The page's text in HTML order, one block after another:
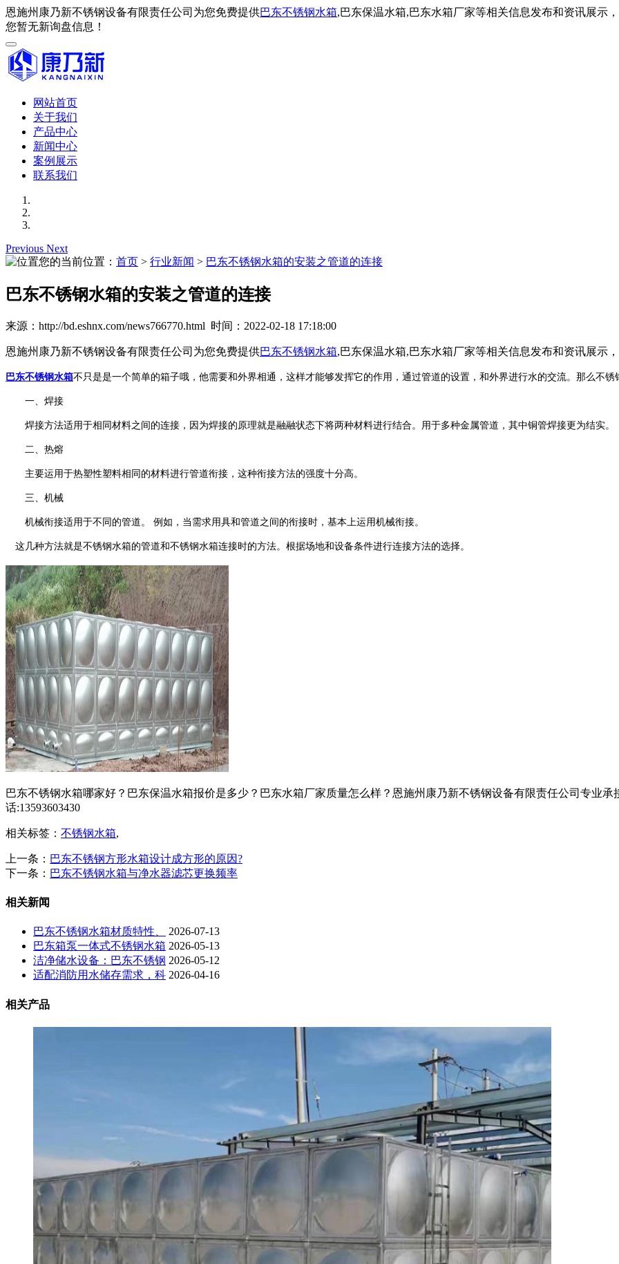
恩施州康乃新不锈钢设备有限责任公司为您免费提供巴东不锈钢水箱,巴东保温水箱,巴东水箱厂家等相关信息发布和资讯展示，
您暂无新询盘信息！
网站首页
关于我们
产品中心
新闻中心
案例展示
联系我们
Previous Next
您的当前位置： 首页 > 行业新闻 > 巴东不锈钢水箱的安装之管道的连接
巴东不锈钢水箱的安装之管道的连接
来源：http://bd.eshnx.com/news766770.html 时间：2022-02-18 17:18:00
恩施州康乃新不锈钢设备有限责任公司为您免费提供巴东不锈钢水箱,巴东保温水箱,巴东水箱厂家等相关信息发布和资讯展示，
巴东不锈钢水箱不只是是一个简单的箱子哦，他需要和外界相通，这样才能够发挥它的作用，通过管道的设置，和外界进行水的交流。那么不锈
一、焊接
焊接方法适用于相同材料之间的连接，因为焊接的原理就是融融状态下将两种材料进行结合。用于多种金属管道，其中铜管焊接更为结实。
二、热熔
主要运用于热塑性塑料相同的材料进行管道衔接，这种衔接方法的强度十分高。
三、机械
机械衔接适用于不同的管道。 例如，当需求用具和管道之间的衔接时，基本上运用机械衔接。
这几种方法就是不锈钢水箱的管道和不锈钢水箱连接时的方法。根据场地和设备条件进行连接方法的选择。
巴东不锈钢水箱哪家好？巴东保温水箱报价是多少？巴东水箱厂家质量怎么样？恩施州康乃新不锈钢设备有限责任公司专业
话:13593603430
相关标签： 不锈钢水箱,
上一条： 巴东不锈钢方形水箱设计成方形的原因?
下一条： 巴东不锈钢水箱与净水器滤芯更换频率
相关新闻
巴东不锈钢水箱材质特性、
2026-07-13
巴东箱泵一体式不锈钢水箱 2026-05-13
洁净储水设备：巴东不锈钢 2026-05-12
适配消防用水储存需求，科 2026-04-16
相关产品